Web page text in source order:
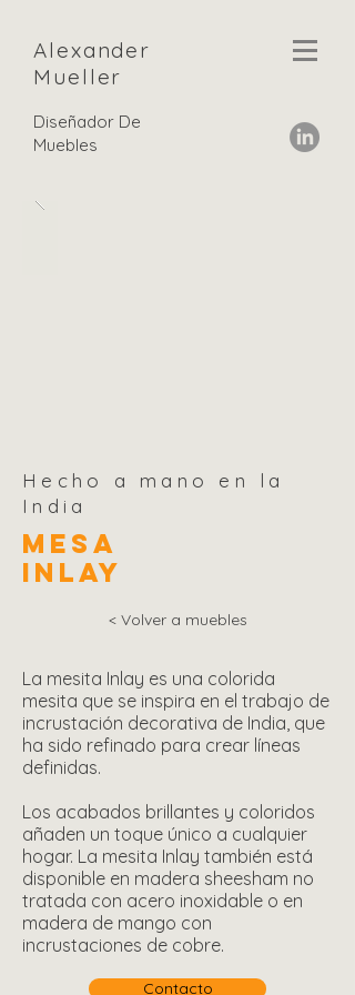
Alexander
Mueller
Diseñador De
Muebles
Hecho a mano en la
India
MesA
INLAY
< Volver a muebles
La mesita Inlay es una colorida
mesita que se inspira en el trabajo de
incrustación decorativa de India, que
ha sido refinado para crear líneas
definidas.
Los acabados brillantes y coloridos
añaden un toque único a cualquier
hogar. La mesita Inlay también está
disponible en madera sheesham no
tratada con acero inoxidable o en
madera de mango con
incrustaciones de cobre.
Contacto